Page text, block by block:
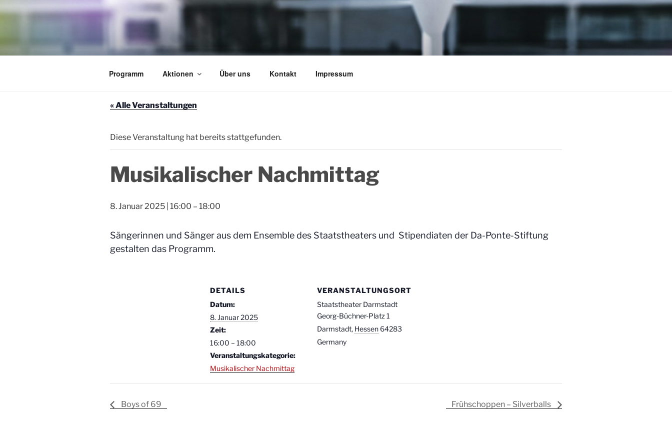
Inhalt
AKTION THEATERFOYER E.V.
Veranstaltungen im Theaterfoyer Darmstadt
Programm Aktionen Über uns Kontakt Impressum
« Alle Veranstaltungen
Diese Veranstaltung hat bereits stattgefunden.
Musikalischer Nachmittag
8. Januar 2025 | 16:00 – 18:00
Sängerinnen und Sänger aus dem Ensemble des Staatstheaters und Stipendiaten der Da-Ponte-Stiftung
gestalten das Programm.
DETAILS
Datum:
8. Januar 2025
Zeit:
16:00 – 18:00
Veranstaltungskategorie:
Musikalischer Nachmittag
VERANSTALTUNGSORT
Staatstheater Darmstadt
Georg-Büchner-Platz 1
Darmstadt, Hessen 64283
Germany
Boys of 69 Frühschoppen – Silverballs